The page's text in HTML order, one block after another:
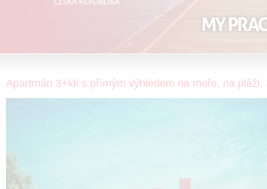
Apartmán 3+kk s přímým výhledem na moře, na pláži,